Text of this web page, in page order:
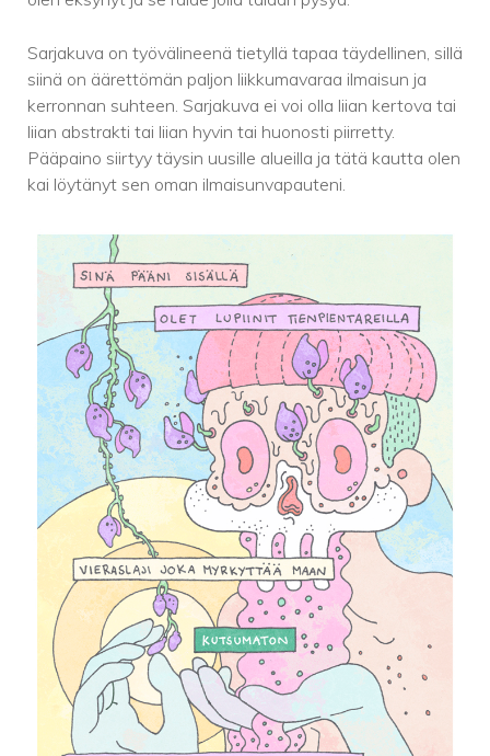
Sarjakuva on työvälineenä tietyllä tapaa täydellinen, sillä
siinä on äärettömän paljon liikkumavaraa ilmaisun ja
kerronnan suhteen. Sarjakuva ei voi olla liian kertova tai
liian abstrakti tai liian hyvin tai huonosti piirretty.
Pääpaino siirtyy täysin uusille alueilla ja tätä kautta olen
kai löytänyt sen oman ilmaisunvapauteni.